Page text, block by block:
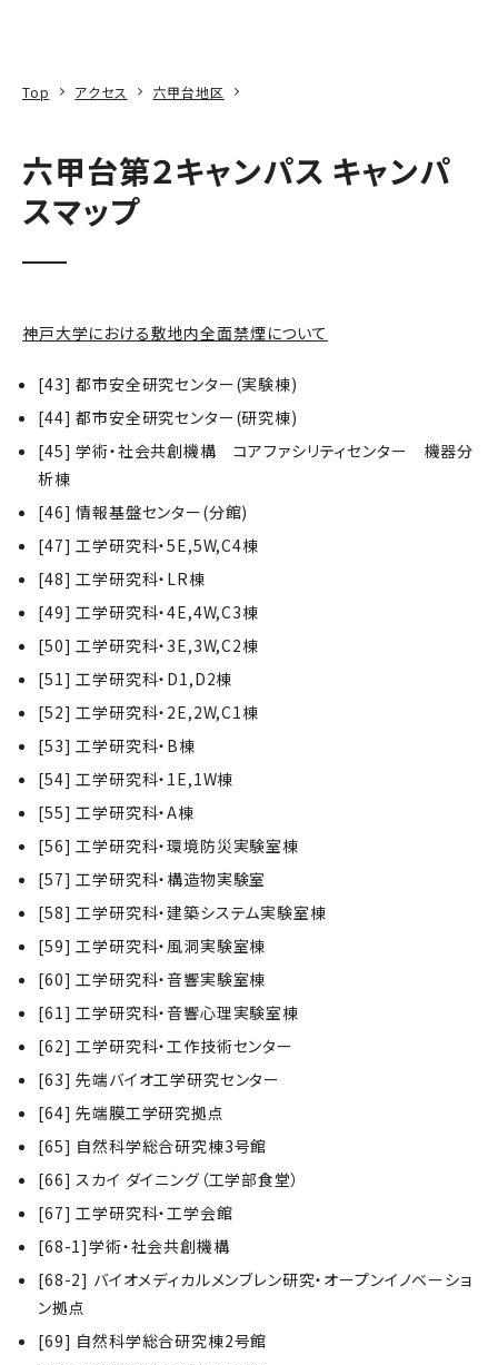
Top アクセス 六甲台地区
六甲台第２キャンパス キャンパ
スマップ
神戸大学における敷地内全面禁煙について
[43] 都市安全研究センター(実験棟)
[44] 都市安全研究センター(研究棟)
[45] 学術・社会共創機構 コアファシリティセンター 機器分
析棟
[46] 情報基盤センター(分館)
[47] 工学研究科・5E,5W,C4棟
[48] 工学研究科・LR棟
[49] 工学研究科・4E,4W,C3棟
[50] 工学研究科・3E,3W,C2棟
[51] 工学研究科・D1,D2棟
[52] 工学研究科・2E,2W,C1棟
[53] 工学研究科・B棟
[54] 工学研究科・1E,1W棟
[55] 工学研究科・A棟
[56] 工学研究科・環境防災実験室棟
[57] 工学研究科・構造物実験室
[58] 工学研究科・建築システム実験室棟
[59] 工学研究科・風洞実験室棟
[60] 工学研究科・音響実験室棟
[61] 工学研究科・音響心理実験室棟
[62] 工学研究科・工作技術センター
[63] 先端バイオ工学研究センター
[64] 先端膜工学研究拠点
[65] 自然科学総合研究棟3号館
[66] スカイ ダイニング（工学部食堂）
[67] 工学研究科・工学会館
[68-1]学術・社会共創機構
[68-2] バイオメディカルメンブレン研究・オープンイノベーショ
ン拠点
[69] 自然科学総合研究棟2号館